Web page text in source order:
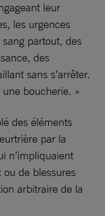
leur
les urgences
partout, des
des
sans s’arrêter.
une boucherie. »
des éléments
par la
n’impliquaient
de blessures
arbitraire de la